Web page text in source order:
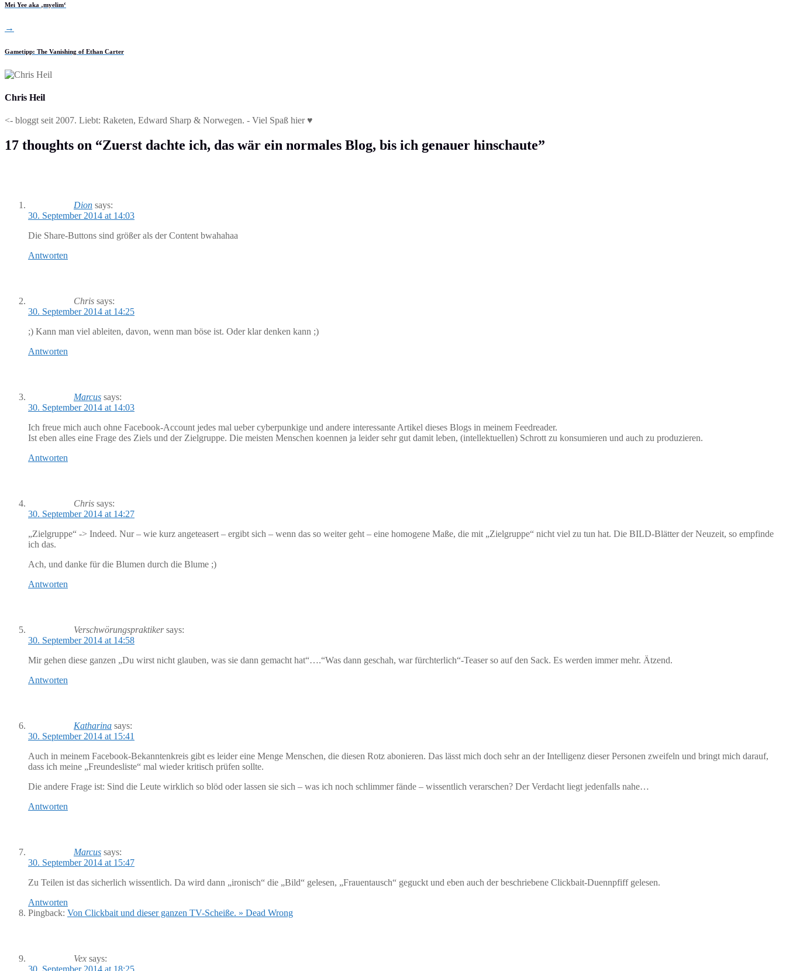
Mei Yee aka ‚myelim‘
→
Gametipp: The Vanishing of Ethan Carter
Chris Heil
<- bloggt seit 2007. Liebt: Raketen, Edward Sharp & Norwegen. - Viel Spaß hier ♥
17 thoughts on “Zuerst dachte ich, das wär ein normales Blog, bis ich genauer hinschaute”
Dion says:
30. September 2014 at 14:03
Die Share-Buttons sind größer als der Content bwahahaa
Antworten
Chris says:
30. September 2014 at 14:25
;) Kann man viel ableiten, davon, wenn man böse ist. Oder klar denken kann ;)
Antworten
Marcus says:
30. September 2014 at 14:03
Ich freue mich auch ohne Facebook-Account jedes mal ueber cyberpunkige und andere interessante Artikel dieses Blogs in meinem Feedreader.
Ist eben alles eine Frage des Ziels und der Zielgruppe. Die meisten Menschen koennen ja leider sehr gut damit leben, (intellektuellen) Schrott zu konsumieren und auch zu produzieren.
Antworten
Chris says:
30. September 2014 at 14:27
„Zielgruppe“ -> Indeed. Nur – wie kurz angeteasert – ergibt sich – wenn das so weiter geht – eine homogene Maße, die mit „Zielgruppe“ nicht viel zu tun hat. Die BILD-Blätter der Neuzeit, so empfinde
ich das.
Ach, und danke für die Blumen durch die Blume ;)
Antworten
Verschwörungspraktiker says:
30. September 2014 at 14:58
Mir gehen diese ganzen „Du wirst nicht glauben, was sie dann gemacht hat“….“Was dann geschah, war fürchterlich“-Teaser so auf den Sack. Es werden immer mehr. Ätzend.
Antworten
Katharina says:
30. September 2014 at 15:41
Auch in meinem Facebook-Bekanntenkreis gibt es leider eine Menge Menschen, die diesen Rotz abonieren. Das lässt mich doch sehr an der Intelligenz dieser Personen zweifeln und bringt mich darauf,
dass ich meine „Freundesliste“ mal wieder kritisch prüfen sollte.
Die andere Frage ist: Sind die Leute wirklich so blöd oder lassen sie sich – was ich noch schlimmer fände – wissentlich verarschen? Der Verdacht liegt jedenfalls nahe…
Antworten
Marcus says:
30. September 2014 at 15:47
Zu Teilen ist das sicherlich wissentlich. Da wird dann „ironisch“ die „Bild“ gelesen, „Frauentausch“ geguckt und eben auch der beschriebene Clickbait-Duennpfiff gelesen.
Antworten
Pingback: Von Clickbait und dieser ganzen TV-Scheiße. » Dead Wrong
Vex says:
30. September 2014 at 18:25